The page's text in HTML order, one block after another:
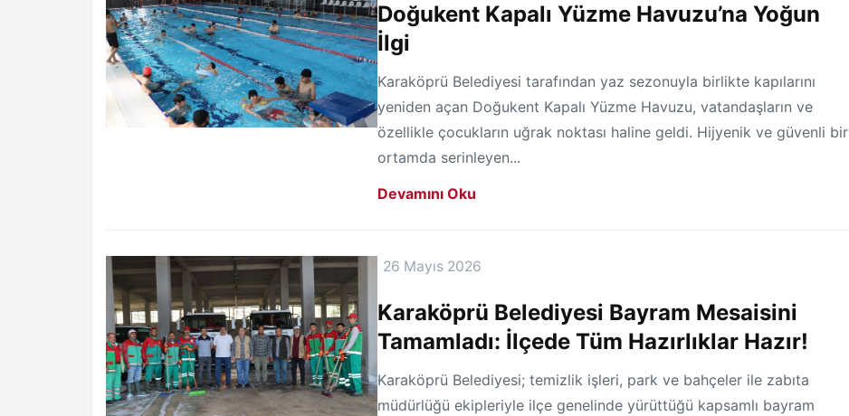
Doğukent Kapalı Yüzme Havuzu’na Yoğun
İlgi
Karaköprü Belediyesi tarafından yaz sezonuyla birlikte kapılarını
yeniden açan Doğukent Kapalı Yüzme Havuzu, vatandaşların ve
özellikle çocukların uğrak noktası haline geldi. Hijyenik ve güvenli bir
ortamda serinleyen...
Devamını Oku
26 Mayıs 2026
Karaköprü Belediyesi Bayram Mesaisini
Tamamladı: İlçede Tüm Hazırlıklar Hazır!
Karaköprü Belediyesi; temizlik işleri, park ve bahçeler ile zabıta
müdürlüğü ekipleriyle ilçe genelinde yürüttüğü kapsamlı bayram